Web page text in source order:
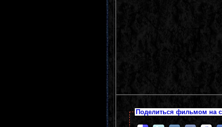
Поделиться фильмом на